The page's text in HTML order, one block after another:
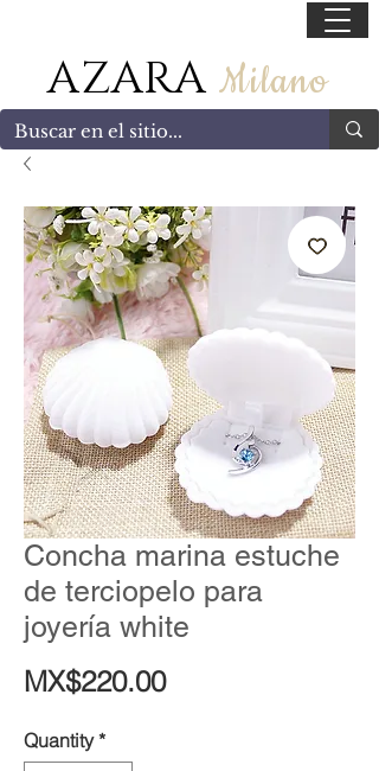
AZARA Milano
Concha marina estuche
de terciopelo para
joyería white
MX$220.00Price
Quantity *